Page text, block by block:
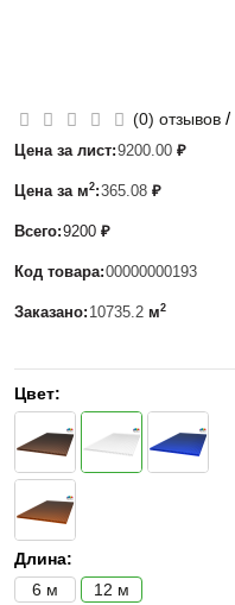
(0) отзывов /
Цена за лист:9200.00 ₽
Цена за м2:365.08 ₽
Всего:9200 ₽
Код товара:00000000193
Заказано: 10735.2 м2
Цвет:
Длина:
6 м
12 м